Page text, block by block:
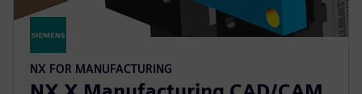
NX FOR MANUFACTURING